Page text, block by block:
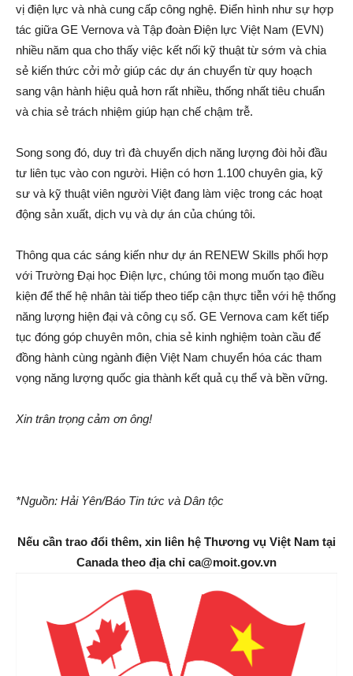
vị điện lực và nhà cung cấp công nghệ. Điển hình như sự hợp
tác giữa GE Vernova và Tập đoàn Điện lực Việt Nam (EVN)
nhiều năm qua cho thấy việc kết nối kỹ thuật từ sớm và chia
sẻ kiến thức cởi mở giúp các dự án chuyển từ quy hoạch
sang vận hành hiệu quả hơn rất nhiều, thống nhất tiêu chuẩn
và chia sẻ trách nhiệm giúp hạn chế chậm trễ.
Song song đó, duy trì đà chuyển dịch năng lượng đòi hỏi đầu
tư liên tục vào con người. Hiện có hơn 1.100 chuyên gia, kỹ
sư và kỹ thuật viên người Việt đang làm việc trong các hoạt
động sản xuất, dịch vụ và dự án của chúng tôi.
Thông qua các sáng kiến như dự án RENEW Skills phối hợp
với Trường Đại học Điện lực, chúng tôi mong muốn tạo điều
kiện để thế hệ nhân tài tiếp theo tiếp cận thực tiễn với hệ thống
năng lượng hiện đại và công cụ số. GE Vernova cam kết tiếp
tục đóng góp chuyên môn, chia sẻ kinh nghiệm toàn cầu để
đồng hành cùng ngành điện Việt Nam chuyển hóa các tham
vọng năng lượng quốc gia thành kết quả cụ thể và bền vững.
Xin trân trọng cảm ơn ông!
*Nguồn: Hải Yên/Báo Tin tức và Dân tộc
Nếu cần trao đổi thêm, xin liên hệ Thương vụ Việt Nam tại
Canada theo địa chỉ ca@moit.gov.vn